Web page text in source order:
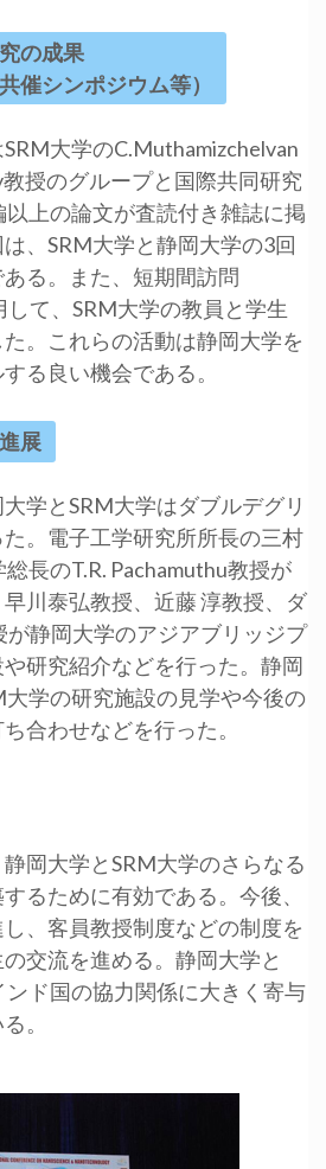
の成果
催シンポジウム等）
大学のC.Muthamizchelvan
教授のグループと国際共同研究
上の論文が査読付き雑誌に掲
、SRM大学と静岡大学の3回
る。また、短期間訪問
して、SRM大学の教員と学生
。これらの活動は静岡大学を
る良い機会である。
展
学とSRM大学はダブルデグリ
。電子工学研究所所長の三村
長のT.R. Pachamuthu教授が
川泰弘教授、近藤 淳教授、ダ
が静岡大学のアジアブリッジプ
研究紹介などを行った。静岡
大学の研究施設の見学や今後の
合わせなどを行った。
岡大学とSRM大学のさらなる
るために有効である。今後、
、客員教授制度などの制度を
交流を進める。静岡大学と
ド国の協力関係に大きく寄与
。